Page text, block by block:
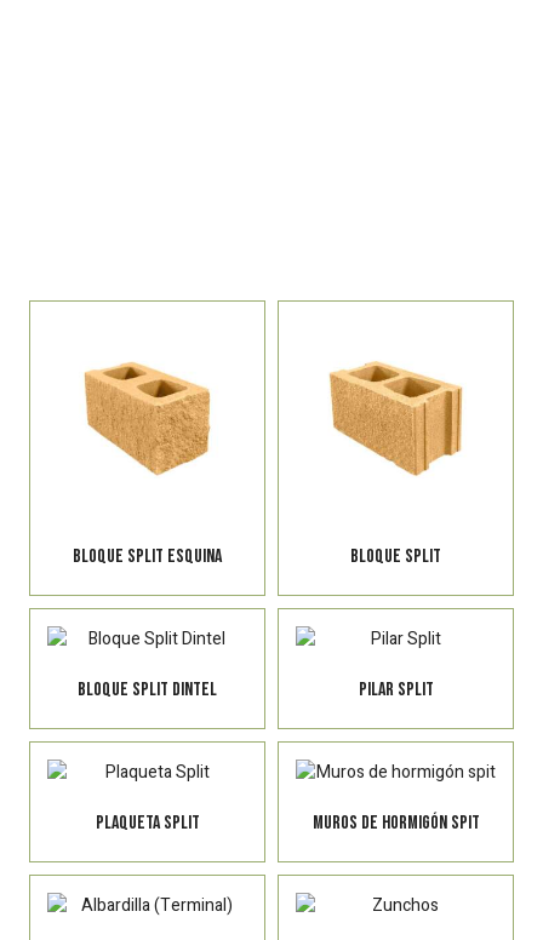
BLOQUE SPLIT ESQUINA BLOQUE SPLIT
Bloque Split Dintel Pilar Split
Plaqueta Split Muros de hormigón spit